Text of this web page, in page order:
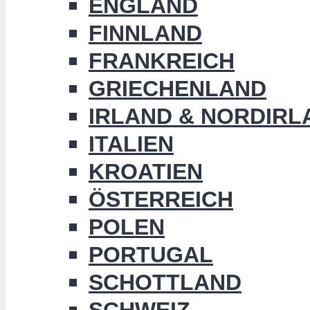
ENGLAND
FINNLAND
FRANKREICH
GRIECHENLAND
IRLAND &
ITALIEN
KROATIEN
ÖSTERREICH
POLEN
PORTUGAL
SCHOTTLAND